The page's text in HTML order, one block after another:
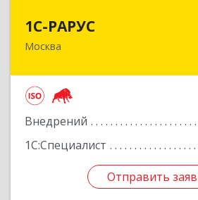
1С-РАРУС
Москва
Внедрений
1С:Специалист
Отправить
127434, Москва г,
Отправить